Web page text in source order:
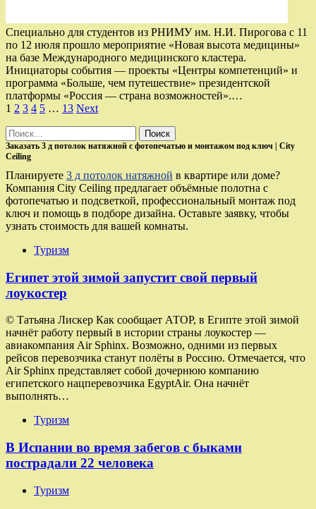
Специально для студентов из РНИМУ им. Н.И. Пирогова с 11
по 12 июля прошло мероприятие «Новая высота медицины»
на базе Международного медицинского кластера.
Инициаторы события — проекты «Центры компетенций» и
программа «Больше, чем путешествие» президентской
платформы «Россия — страна возможностей».…
Пагинация
записей
1 2 3 4 5 … 13 Next
Найти:
Заказать 3 д потолок натяжной с фотопечатью и монтажом под ключ | City
Ceiling
Планируете 3 д потолок натяжной в квартире или доме?
Компания City Ceiling предлагает объёмные полотна с
фотопечатью и подсветкой, профессиональный монтаж под
ключ и помощь в подборе дизайна. Оставьте заявку, чтобы
узнать стоимость для вашей комнаты.
Туризм
Египет этой зимой запустит свой первый
лоукостер
© Татьяна Лискер Как сообщает АТОР, в Египте этой зимой
начнёт работу первый в истории страны лоукостер —
авиакомпания Air Sphinx. Возможно, одними из первых
рейсов перевозчика станут полёты в Россию. Отмечается, что
Air Sphinx представляет собой дочернюю компанию
египетского нацперевозчика EgyptAir. Она начнёт
выполнять…
Туризм
В Испании во время забегов с быками
пострадали 22 человека
Туризм